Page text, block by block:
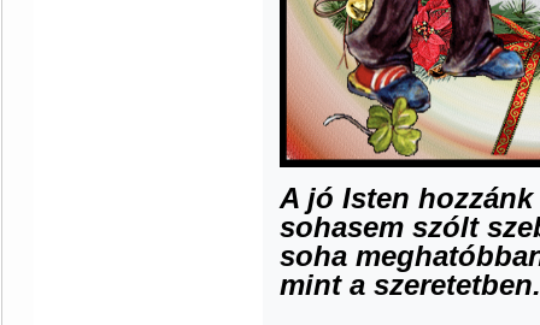
A jó Isten hozzánk
sohasem szólt
soha
mint a szeretetben.